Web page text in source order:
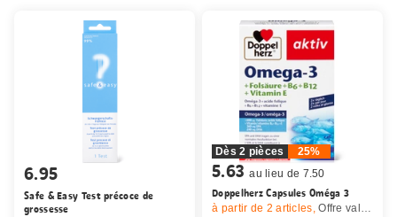
6.95
Safe & Easy Test précoce de
grossesse
Dès 2 pièces 25%
5.63 au lieu de 7.50
Doppelherz Capsules Oméga 3
à partir de 2articles,Offre valable du 6.8 au 12.8.2026, jusqu’à épuisement du stock.